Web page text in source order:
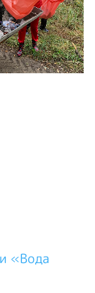
«Вода